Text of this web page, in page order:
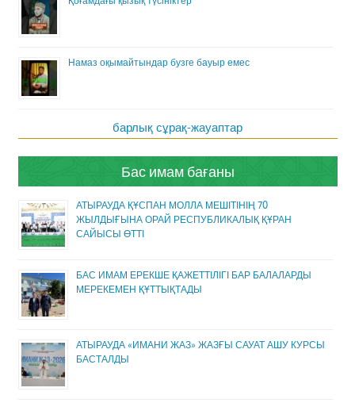
Намаз оқымайтындар бузге бауыр емес
барлық сұрақ-жауаптар
Бас имам бағаны
АТЫРАУДА ҚҰСПАН МОЛЛА МЕШІТІНІҢ 70
ЖЫЛДЫҒЫНА ОРАЙ РЕСПУБЛИКАЛЫҚ ҚҰРАН
САЙЫСЫ ӨТТІ
БАС ИМАМ ЕРЕКШЕ ҚАЖЕТТІЛІГІ БАР БАЛАЛАРДЫ
МЕРЕКЕМЕН ҚҰТТЫҚТАДЫ
АТЫРАУДА «ИМАНИ ЖАЗ» ЖАЗҒЫ САУАТ АШУ КУРСЫ
БАСТАЛДЫ